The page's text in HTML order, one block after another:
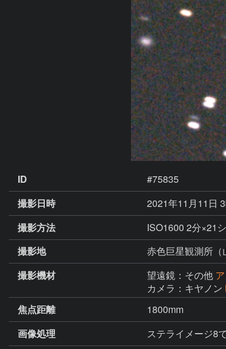
ID
#75835
撮影日時
2021年11月11日
撮影方法
ISO1600 2分×21
撮影地
赤色巨星観測所（
撮影機材
望遠鏡：その他
カメラ：キヤノン
焦点距離
1800mm
画像処理
ステライメージ8